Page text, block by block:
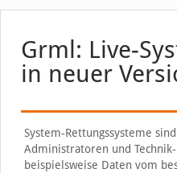
Grml: Live-
in neuer
System-Rettungssysteme
Administratoren und
beispielsweise Daten vom